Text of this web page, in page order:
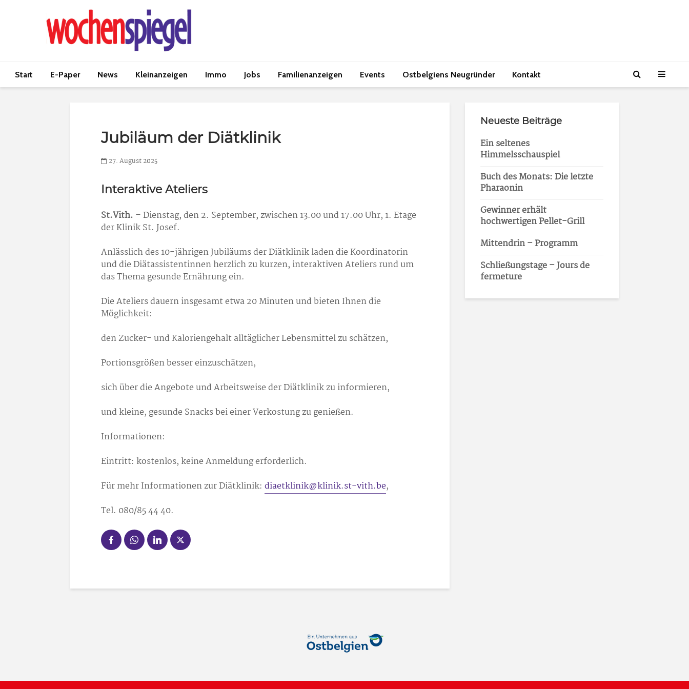
Start E-Paper News Kleinanzeigen Immo Jobs Familienanzeigen Events Ostbelgiens Neugründer Kontakt
Jubiläum der Diätklinik
27. August 2025
Interaktive Ateliers
St.Vith. – Dienstag, den 2. September, zwischen 13.00 und 17.00 Uhr, 1. Etage
der Klinik St. Josef.
Anlässlich des 10-jährigen Jubiläums der Diätklinik laden die Koordinatorin
und die Diätassistentinnen herzlich zu kurzen, interaktiven Ateliers rund um
das Thema gesunde Ernährung ein.
Die Ateliers dauern insgesamt etwa 20 Minuten und bieten Ihnen die
Möglichkeit:
den Zucker- und Kaloriengehalt alltäglicher Lebensmittel zu schätzen,
Portionsgrößen besser einzuschätzen,
sich über die Angebote und Arbeitsweise der Diätklinik zu informieren,
und kleine, gesunde Snacks bei einer Verkostung zu genießen.
Informationen:
Eintritt: kostenlos, keine Anmeldung erforderlich.
Für mehr Informationen zur Diätklinik: diaetklinik@klinik.st-vith.be,
Tel. 080/85 44 40.
Neueste Beiträge
Ein seltenes
Himmelsschauspiel
Buch des Monats: Die letzte
Pharaonin
Gewinner erhält
hochwertigen Pellet-Grill
Mittendrin – Programm
Schließungstage – Jours de
fermeture